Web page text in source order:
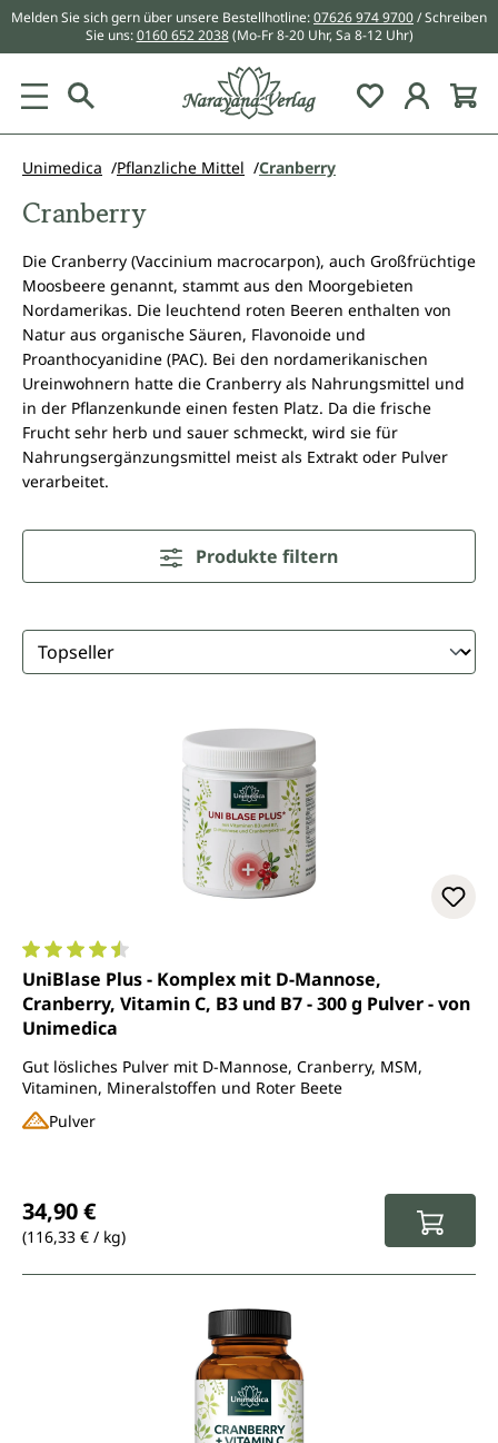
springen
Melden Sie sich gern über unsere Bestellhotline:07626 974 9700/ Schreiben
Sie uns:0160 652 2038 (Mo-Fr 8-20 Uhr, Sa 8-12 Uhr)
Du hast 0
Unimedica Pflanzliche Mittel Cranberry
Cranberry
Die Cranberry (Vaccinium macrocarpon), auch Großfrüchtige
Moosbeere genannt, stammt aus den Moorgebieten
Nordamerikas. Die leuchtend roten Beeren enthalten von
Natur aus organische Säuren, Flavonoide und
Proanthocyanidine (PAC). Bei den nordamerikanischen
Ureinwohnern hatte die Cranberry als Nahrungsmittel und
in der Pflanzenkunde einen festen Platz. Da die frische
Frucht sehr herb und sauer schmeckt, wird sie für
Nahrungsergänzungsmittel meist als Extrakt oder Pulver
verarbeitet.
Produkte filtern
Durchschnittliche Bewertung von 4.5 von 5 Sternen
UniBlase Plus - Komplex mit D-Mannose,
Cranberry, Vitamin C, B3 und B7 - 300 g Pulver - von
Unimedica
Gut lösliches Pulver mit D-Mannose, Cranberry, MSM,
Vitaminen, Mineralstoffen und Roter Beete
Pulver
34,90 €
(116,33 € / kg)